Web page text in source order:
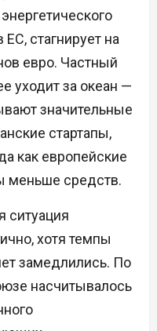
стагнирует на
евро. Частный
уходит за океан —
значительные
стартапы,
как европейские
меньше средств.
ситуация
хотя темпы
замедлились. По
насчитывалось